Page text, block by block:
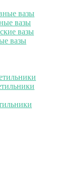
вазы
вазы
вазы
вазы